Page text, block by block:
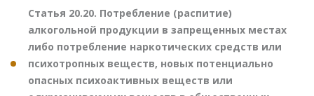
Статья 20.20. Потребление (распитие)
алкогольной продукции в запрещенных местах
либо потребление наркотических средств или
психотропных веществ, новых потенциально
опасных психоактивных веществ или